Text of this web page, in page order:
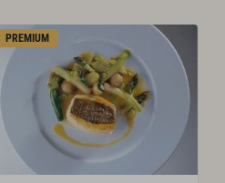
PREMIUM